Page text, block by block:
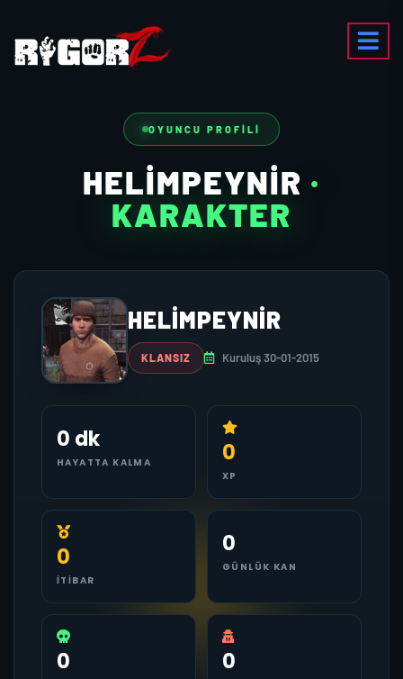
OYUNCU PROFILI
HELIMPEYNIR ·
KARAKTER
HELIMPEYNIR
KLANSIZ Kuruluş 30-01-2015
0 dk
HAYATTA KALMA 0
XP
0
İTIBAR
0
GÜNLÜK KAN
0 0